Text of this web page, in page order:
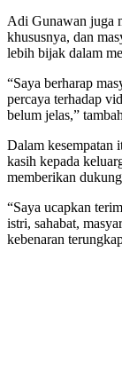
Adi Gunawan juga
khususnya, dan
lebih bijak dalam
“Saya berharap
percaya terhadap
belum jelas,”
Dalam kesempatan
kasih kepada
memberikan
“Saya ucapkan
istri, sahabat,
kebenaran